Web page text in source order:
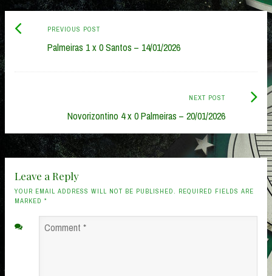
Post
navigation
PREVIOUS POSTPrevious
post:
Palmeiras 1 x 0 Santos – 14/01/2026
NEXT POST
Novorizontino 4 x 0 Palmeiras – 20/01/2026
Next
Leave a Reply
YOUR EMAIL ADDRESS WILL NOT BE PUBLISHED. REQUIRED FIELDS ARE
MARKED *
Comment